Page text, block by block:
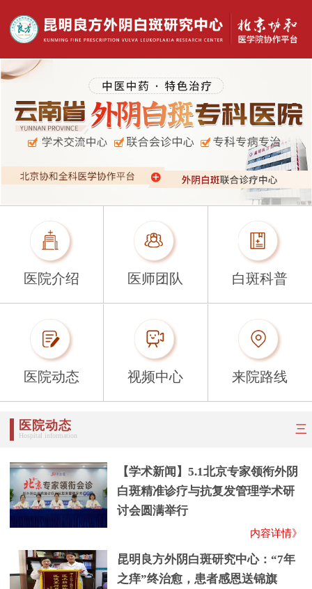
医院介绍 医师团队 白斑科普
医院动态 视频中心 来院路线
医院动态
Hospital information
三
【学术新闻】5.1北京专家领衔外阴
白斑精准诊疗与抗复发管理学术研
讨会圆满举行
内容详情》
昆明良方外阴白斑研究中心：“7年
之痒”终治愈，患者感恩送锦旗